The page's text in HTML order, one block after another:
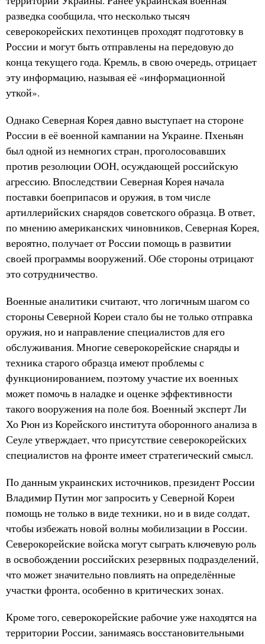
разведка сообщила, что несколько тысяч
северокорейских пехотинцев проходят подготовку в
России и могут быть отправлены на передовую до
конца текущего года. Кремль, в свою очередь, отрицает
эту информацию, называя её «информационной
уткой».
Однако Северная Корея давно выступает на стороне
России в её военной кампании на Украине. Пхеньян
был одной из немногих стран, проголосовавших
против резолюции ООН, осуждающей российскую
агрессию. Впоследствии Северная Корея начала
поставки боеприпасов и оружия, в том числе
артиллерийских снарядов советского образца. В ответ,
по мнению американских чиновников, Северная Корея,
вероятно, получает от России помощь в развитии
своей программы вооружений. Обе стороны отрицают
это сотрудничество.
Военные аналитики считают, что логичным шагом со
стороны Северной Кореи стало бы не только отправка
оружия, но и направление специалистов для его
обслуживания. Многие северокорейские снаряды и
техника старого образца имеют проблемы с
функционированием, поэтому участие их военных
может помочь в наладке и оценке эффективности
такого вооружения на поле боя. Военный эксперт Ли
Хо Рюн из Корейского института оборонного анализа в
Сеуле утверждает, что присутствие северокорейских
специалистов на фронте имеет стратегический смысл.
По данным украинских источников, президент России
Владимир Путин мог запросить у Северной Кореи
помощь не только в виде техники, но и в виде солдат,
чтобы избежать новой волны мобилизации в России.
Северокорейские войска могут сыграть ключевую роль
в освобождении российских резервных подразделений,
что может значительно повлиять на определённые
участки фронта, особенно в критических зонах.
Кроме того, северокорейские рабочие уже находятся на
территории России, занимаясь восстановительными